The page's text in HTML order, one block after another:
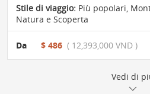
Stile di viaggio: Più popolari,
Natura e Scoperta
Da $ 486 ( 12,393,000 VND )
Vedi di